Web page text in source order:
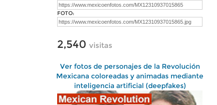
FOTO:
2,540 visitas
Ver fotos de personajes de la Revolución
Mexicana coloreadas y animadas mediante
inteligencia artificial (deepfakes)